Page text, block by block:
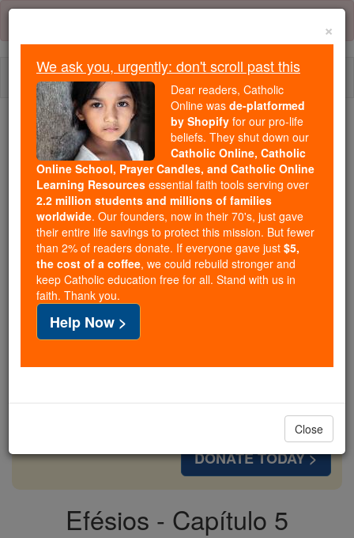
Skip
content
Because of You, 2.2 Million
Students Are Being Formed in the
Faith
Because of generous supporters like you,
Catholic Online School has already delivered
free, faithful Catholic education to over 2.2
million students across 193 countries. In an age
of noise and algorithms, you are helping form
souls with truth, prayer, Scripture, and Christ.
If everyone who reads this gave just $5 — the
free for all. Be Courageous. Be Catholic. Stand
DONATE TODAY >
Efésios - Capítulo 5
×
We ask you, urgently: don't scroll past this
Dear readers, Catholic
Online was de-platformed
by Shopify for our pro-life
beliefs. They shut down our
Catholic Online, Catholic
Online School, Prayer Candles, and Catholic Online
Learning Resources essential faith tools serving over
2.2 million students and millions of families
worldwide. Our founders, now in their 70's, just gave
their entire life savings to protect this mission. But fewer
than 2% of readers donate. If everyone gave just $5,
the cost of a coffee, we could rebuild stronger and
keep Catholic education free for all. Stand with us in
faith. Thank you.
Help Now >
Close